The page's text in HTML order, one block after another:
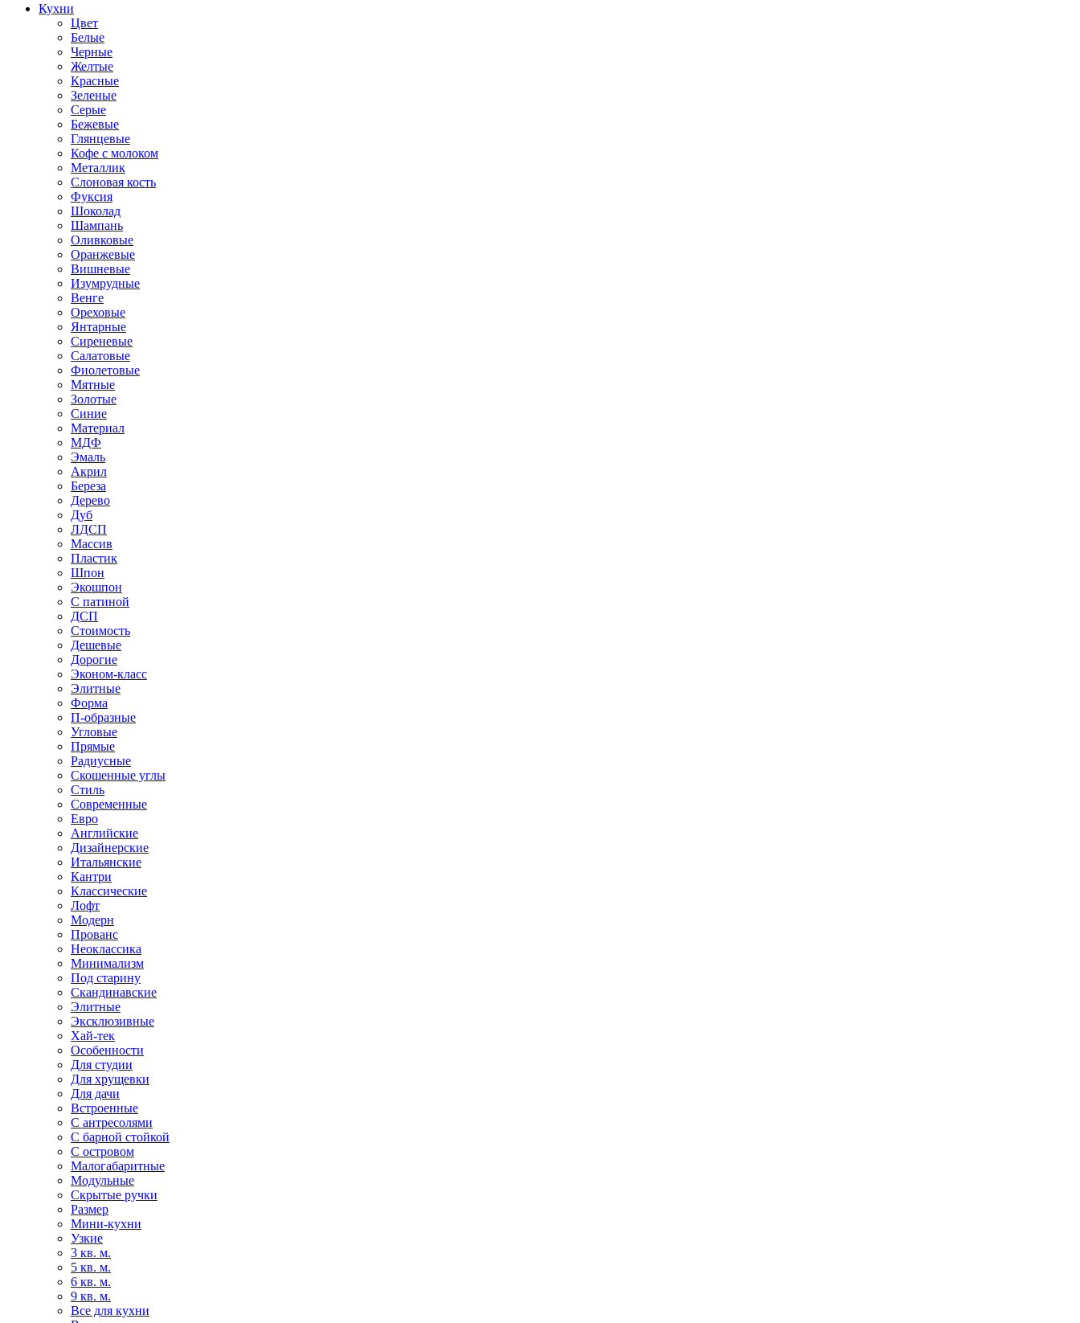
Кухни
Цвет
Белые
Черные
Желтые
Красные
Зеленые
Серые
Бежевые
Глянцевые
Кофе с молоком
Металлик
Слоновая кость
Фуксия
Шоколад
Шампань
Оливковые
Оранжевые
Вишневые
Изумрудные
Венге
Ореховые
Янтарные
Сиреневые
Салатовые
Фиолетовые
Мятные
Золотые
Синие
Материал
МДФ
Эмаль
Акрил
Береза
Дерево
Дуб
ЛДСП
Массив
Пластик
Шпон
Экошпон
С патиной
ДСП
Стоимость
Дешевые
Дорогие
Эконом-класс
Элитные
Форма
П-образные
Угловые
Прямые
Радиусные
Скошенные углы
Стиль
Современные
Евро
Английские
Дизайнерские
Итальянские
Кантри
Классические
Лофт
Модерн
Прованс
Неоклассика
Минимализм
Под старину
Скандинавские
Элитные
Эксклюзивные
Хай-тек
Особенности
Для студии
Для хрущевки
Для дачи
Встроенные
С антресолями
С барной стойкой
С островом
Малогабаритные
Модульные
Скрытые ручки
Размер
Мини-кухни
Узкие
3 кв. м.
5 кв. м.
6 кв. м.
9 кв. м.
Все для кухни